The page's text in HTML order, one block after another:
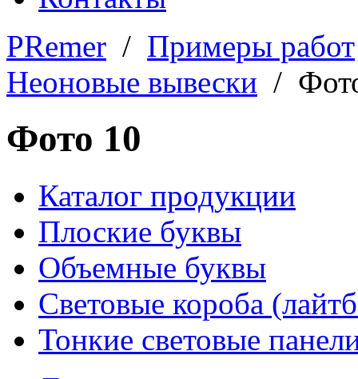
PRemer / Примеры работ
Неоновые вывески /
Фото 10
Каталог продукции
Плоские буквы
Объемные буквы
Световые короба
Тонкие световые